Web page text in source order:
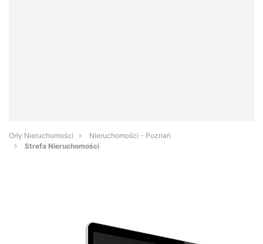
Orły Nieruchomości
Nieruchomości - Poznań
Strefa Nieruchomości